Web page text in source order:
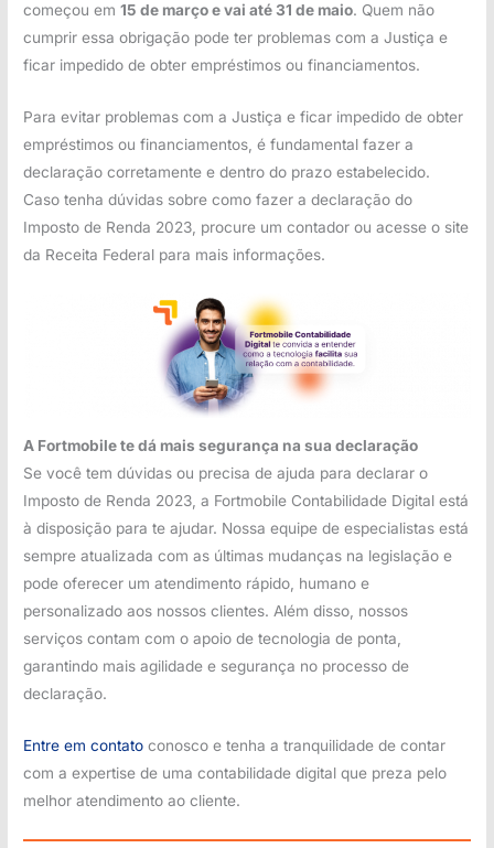
começou em15 de março e vai até 31 de maio. Quem não
cumprir essa obrigação pode ter problemas com a Justiça e
ficar impedido de obter empréstimos ou financiamentos.
Para evitar problemas com a Justiça e ficar impedido de obter
empréstimos ou financiamentos, é fundamental fazer a
declaração corretamente e dentro do prazo estabelecido.
Caso tenha dúvidas sobre como fazer a declaração do
Imposto de Renda 2023, procure um contador ou acesse o site
da Receita Federal para mais informações.
A Fortmobile te dá mais segurança na sua declaração
Se você tem dúvidas ou precisa de ajuda para declarar o
Imposto de Renda 2023, a Fortmobile Contabilidade Digital está
à disposição para te ajudar. Nossa equipe de especialistas está
sempre atualizada com as últimas mudanças na legislação e
pode oferecer um atendimento rápido, humano e
personalizado aos nossos clientes. Além disso, nossos
serviços contam com o apoio de tecnologia de ponta,
garantindo mais agilidade e segurança no processo de
declaração.
Entre em contato conosco e tenha a tranquilidade de contar
com a expertise de uma contabilidade digital que preza pelo
melhor atendimento ao cliente.